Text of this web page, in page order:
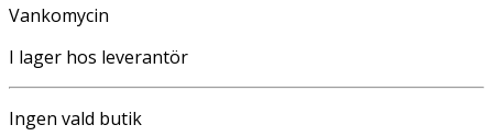
Vankomycin
I lager hos leverantör
Ingen vald butik